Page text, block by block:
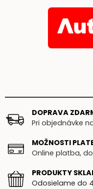
DOPRAVA
Pri objednávke
MOŽNOSTI
Online platba,
PRODUKTY
Odosielame do